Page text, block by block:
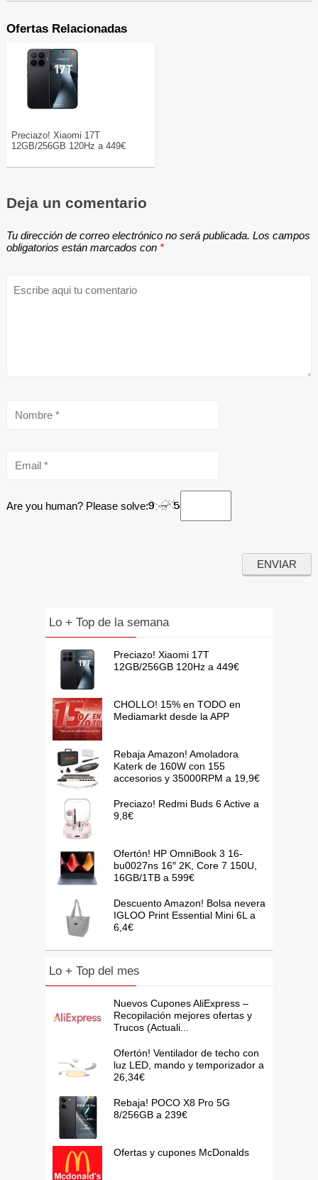
Ofertas Relacionadas
Preciazo! Xiaomi 17T
12GB/256GB 120Hz a 449€
Deja un comentario
Tu dirección de correo electrónico no será publicada. Los campos
obligatorios están marcados con *
Are you human? Please solve:
Lo + Top de la semana
Preciazo! Xiaomi 17T
12GB/256GB 120Hz a 449€
CHOLLO! 15% en TODO en
Mediamarkt desde la APP
Rebaja Amazon! Amoladora
Katerk de 160W con 155
accesorios y 35000RPM a 19,9€
Preciazo! Redmi Buds 6 Active a
9,8€
Ofertón! HP OmniBook 3 16-
bu0027ns 16″ 2K, Core 7 150U,
16GB/1TB a 599€
Descuento Amazon! Bolsa nevera
IGLOO Print Essential Mini 6L a
6,4€
Lo + Top del mes
Nuevos Cupones AliExpress –
Recopilación mejores ofertas y
Trucos (Actuali...
Ofertón! Ventilador de techo con
luz LED, mando y temporizador a
26,34€
Rebaja! POCO X8 Pro 5G
8/256GB a 239€
Ofertas y cupones McDonalds